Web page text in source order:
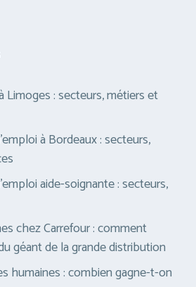
Limoges : secteurs, métiers et
à Bordeaux : secteurs,
aide-soignante : secteurs,
chez Carrefour : comment
géant de la grande distribution
humaines : combien gagne-t-on